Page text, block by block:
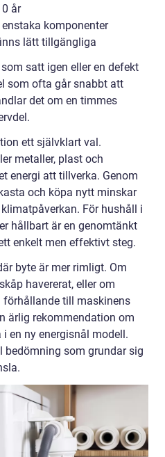
år
komponenter
lätt tillgängliga
satt igen eller en defekt
som ofta går snabbt att
det om en timmes
ett självklart val.
metaller, plast och
energi att tillverka. Genom
och köpa nytt minskar
För hushåll i
hållbart är en genomtänkt
enkelt men effektivt steg.
byte är mer rimligt. Om
havererat, eller om
förhållande till maskinens
ärlig rekommendation om
en ny energisnål modell.
bedömning som grundar sig